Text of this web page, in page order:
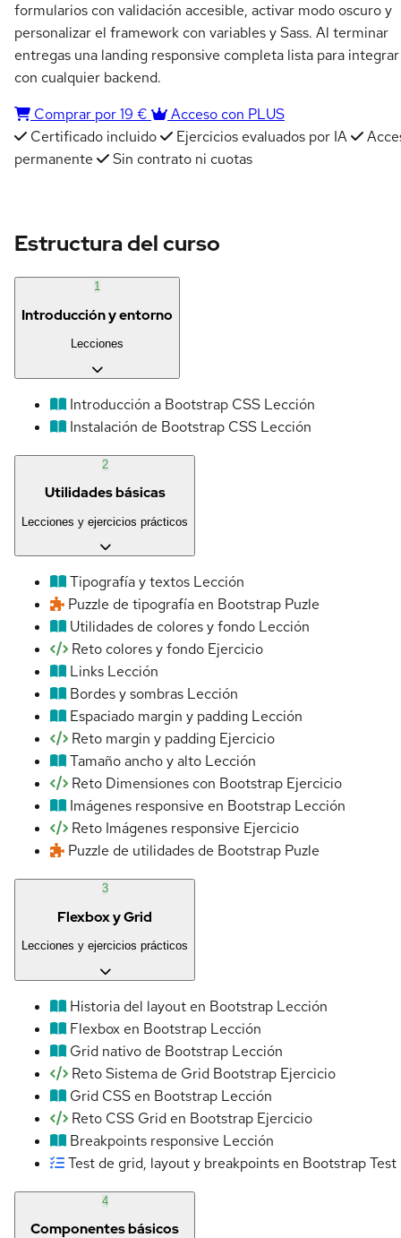
formularios con validación accesible, activar modo oscuro y
personalizar el framework con variables y Sass. Al terminar
entregas una landing responsive completa lista para integrar
con cualquier backend.
Comprar por 19 €
Acceso con PLUS
Certificado incluido
Ejercicios evaluados por IA
permanente
Sin contrato ni cuotas
Estructura del curso
1
Introducción y entorno
Lecciones
Introducción a Bootstrap CSS Lección
Instalación de Bootstrap CSS Lección
2
Utilidades básicas
Lecciones y ejercicios prácticos
Tipografía y textos Lección
Puzzle de tipografía en Bootstrap Puzle
Utilidades de colores y fondo Lección
Reto colores y fondo Ejercicio
Links Lección
Bordes y sombras Lección
Espaciado margin y padding Lección
Reto margin y padding Ejercicio
Tamaño ancho y alto Lección
Reto Dimensiones con Bootstrap Ejercicio
Imágenes responsive en Bootstrap Lección
Reto Imágenes responsive Ejercicio
Puzzle de utilidades de Bootstrap Puzle
3
Flexbox y Grid
Lecciones y ejercicios prácticos
Historia del layout en Bootstrap Lección
Flexbox en Bootstrap Lección
Grid nativo de Bootstrap Lección
Reto Sistema de Grid Bootstrap Ejercicio
Grid CSS en Bootstrap Lección
Reto CSS Grid en Bootstrap Ejercicio
Breakpoints responsive Lección
Test de grid, layout y breakpoints en BootstrapTest
4
Componentes básicos